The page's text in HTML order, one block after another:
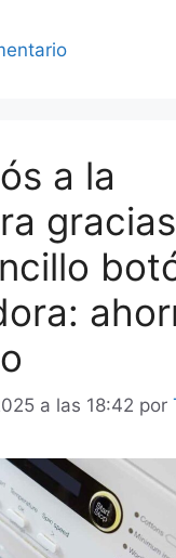
a la
a las 18:42 por